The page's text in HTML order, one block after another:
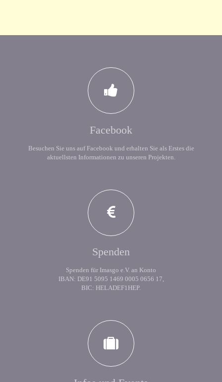
Facebook
Besuchen Sie uns auf Facebook und erhalten Sie als Erstes die
aktuellsten Informationen zu unseren Projekten.
Spenden
Spenden für Imasgo e.V. an Konto
IBAN: DE91 5095 1469 0005 0656 17,
BIC: HELADEF1HEP.